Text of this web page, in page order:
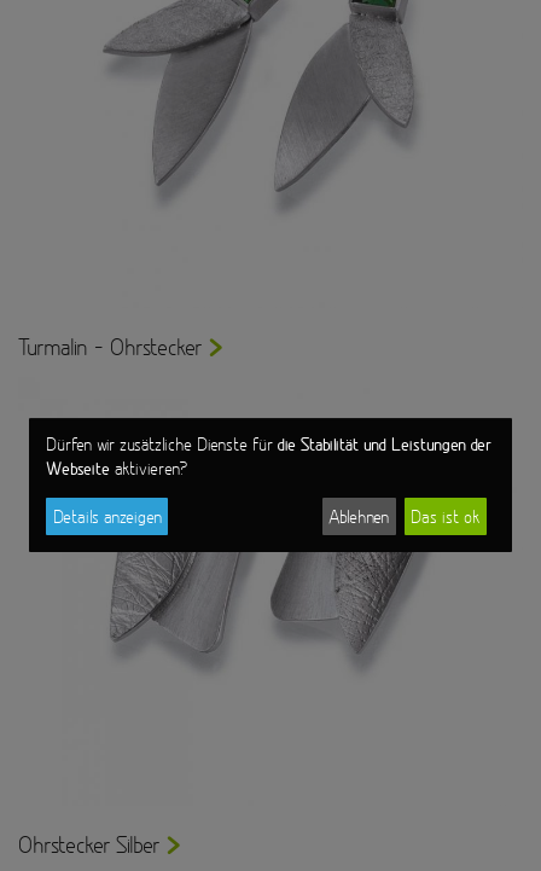
Turmalin - Ohrstecker
Ohrstecker Silber
Dürfen wir zusätzliche Dienste für die Stabilität und Leistungen der
Webseite aktivieren?
Details anzeigen Ablehnen Das ist ok